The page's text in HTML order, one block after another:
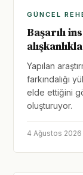
GÜNCEL
Başarılı
Yapılan
farkındalığı
elde ettiğini
oluşturuyor.
4 Ağustos 2026